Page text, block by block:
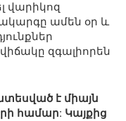
վարիկոզ
ամեն օր և
զգալիորեն
է միայն
համար: Կայքից